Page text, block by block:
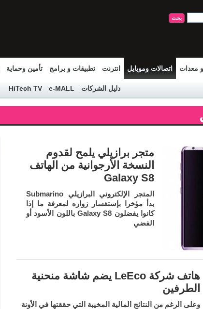
معدات اتصالات وموبايل انترنت تطبيقات و برامج تأمين وحماية
دليل الشركات e-MALL
HiTech TV
متجر برازيلي يلمح لقدوم
النسخة الأرجوانية من الهاتف
Galaxy S8
المتجر الإلكتروني البرازيلي Submarino
بدأ مؤخرا بإستفسار زواره لمعرفة ما إذا
كانوا يفضلون Galaxy S8 باللون الأسود أو
الفضي
هاتف شركة LeEco يضم شاشة منحنية
الطرفين
وعلى الرغم من النتائج المالية المخيبة التي حققتها في الأونة